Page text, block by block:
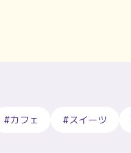
#カフェ #スイーツ